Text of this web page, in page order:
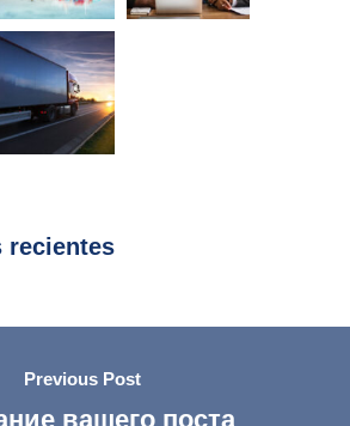
recientes
Previous Post
вашего поста